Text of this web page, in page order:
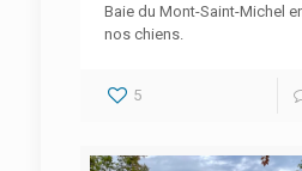
Baie du Mont-Saint-Michel
nos chiens.
5